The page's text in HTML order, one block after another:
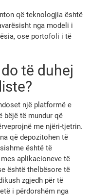
që teknologjia është
nga modeli i
ose portofoli i të
të duhej
një platformë e
bëjë të mundur që
me njëri-tjetrin.
që depozitohen të
është të
aplikacioneve të
është thelbësore të
zgjedh për të
i përdorshëm nga